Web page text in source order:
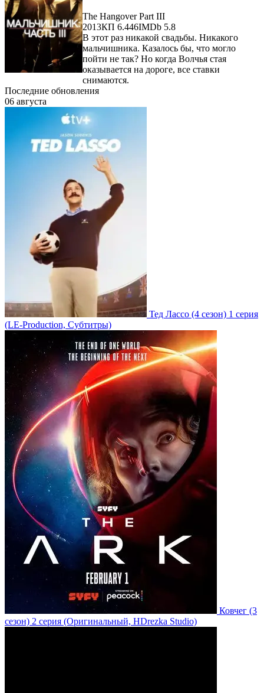
The Hangover Part III
2013КП 6.446IMDb 5.8
В этот раз никакой свадьбы. Никакого
мальчишника. Казалось бы, что могло
пойти не так? Но когда Волчья стая
оказывается на дороге, все ставки
снимаются.
Последние обновления
06 августа
Тед Лассо (4 сезон) 1 серия
(LE-Production, Субтитры)
Ковчег (3
сезон) 2 серия (Оригинальный, HDrezka Studio)